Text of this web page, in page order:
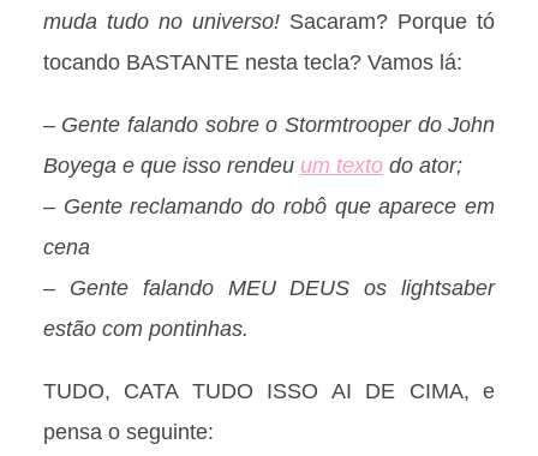
muda tudo no universo! Sacaram? Porque tó
tocando BASTANTE nesta tecla? Vamos lá:
– Gente falando sobre o Stormtrooper do John
Boyega e que isso rendeu um textodo ator;
– Gente reclamando do robô que aparece em
cena
– Gente falando MEU DEUS os lightsaber
estão com pontinhas.
TUDO, CATA TUDO ISSO AI DE CIMA, e
pensa o seguinte: